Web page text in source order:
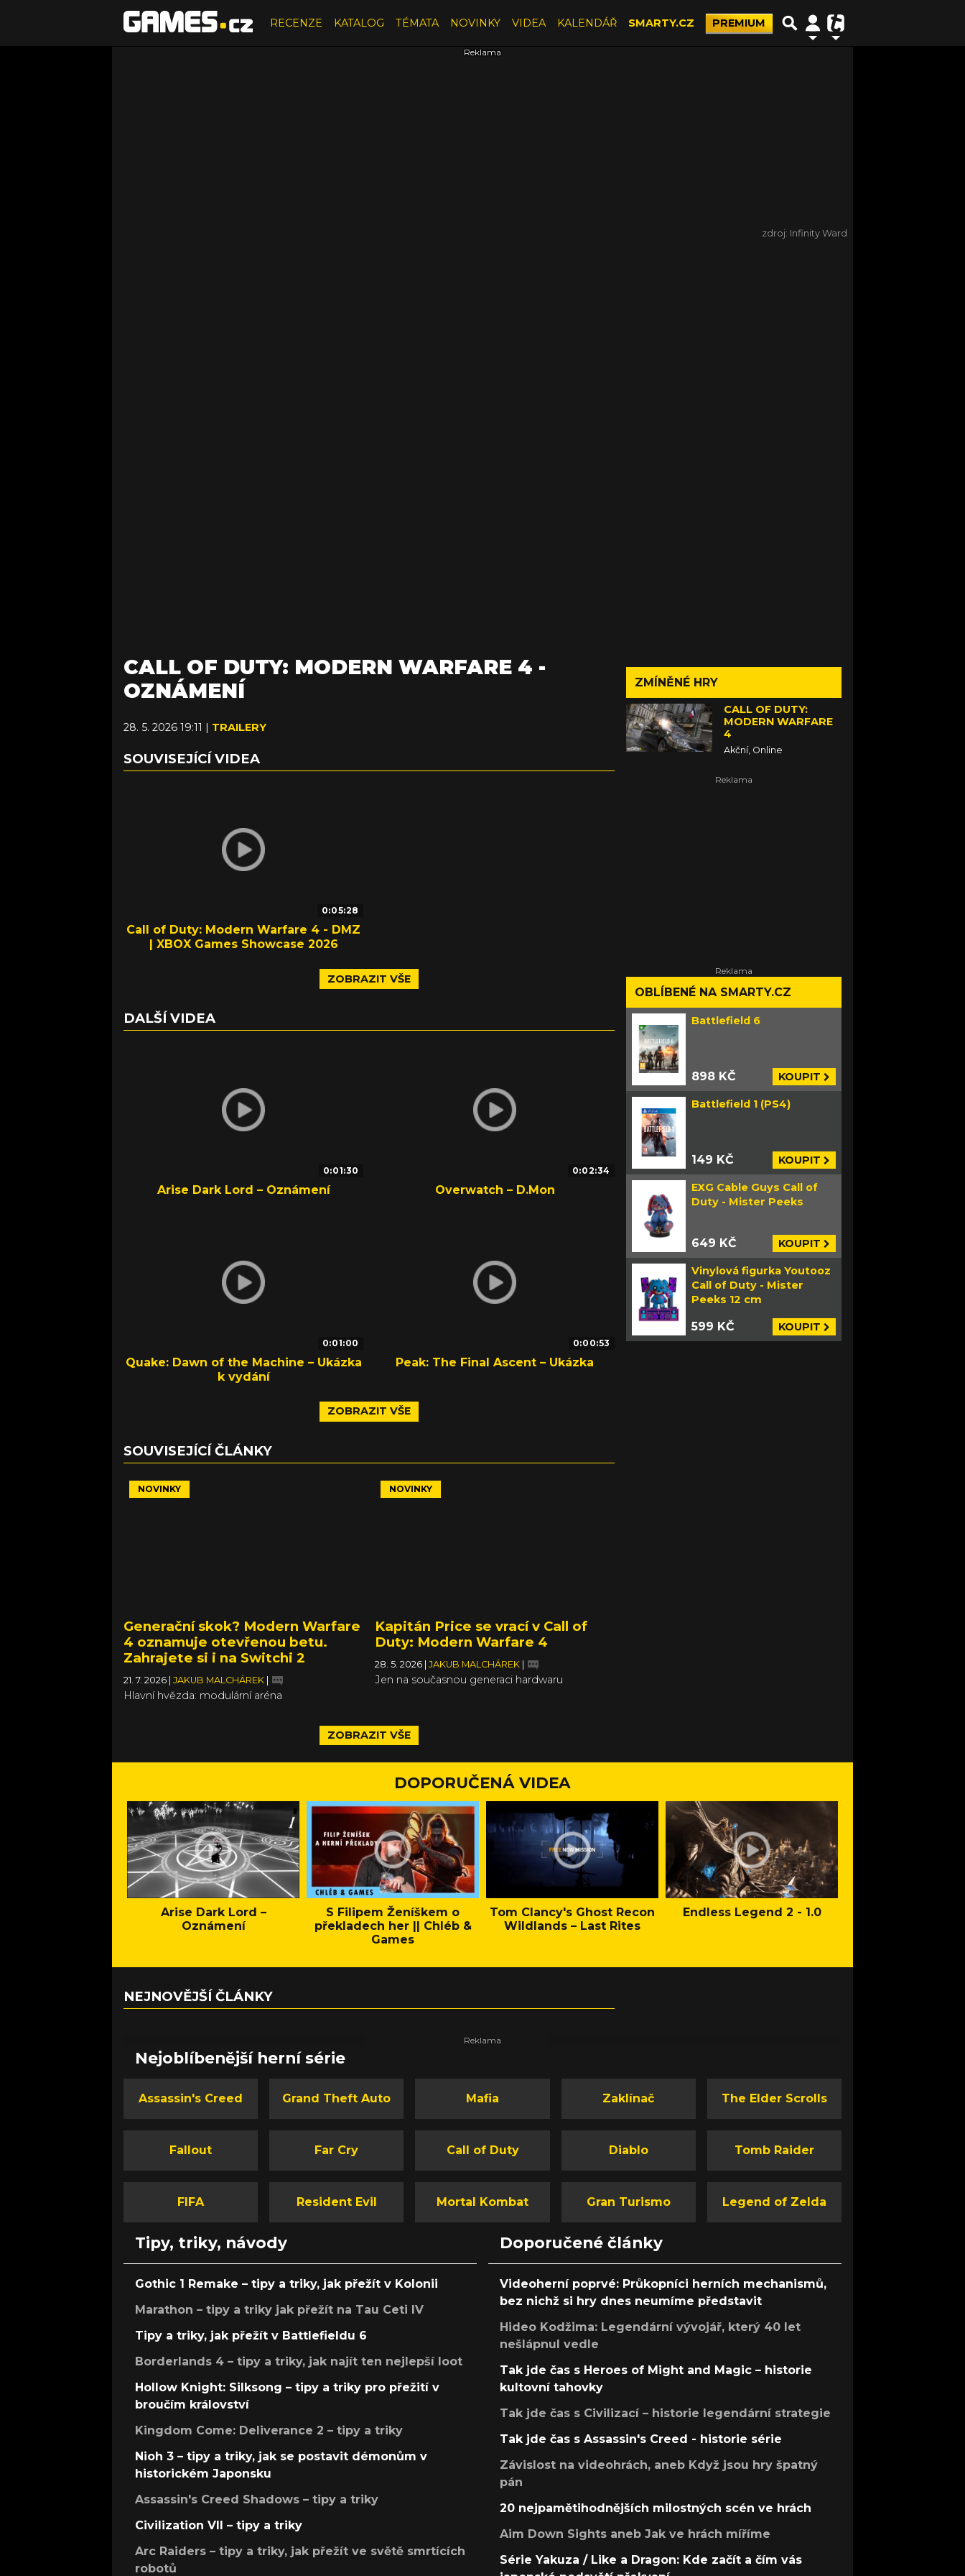
RECENZE KATALOG TÉMATA NOVINKY VIDEA KALENDÁŘ SMARTY.CZ PREMIUM
zdroj: Infinity Ward
CALL OF DUTY: MODERN WARFARE 4 -
OZNÁMENÍ
28. 5. 2026 19:11 | TRAILERY
SOUVISEJÍCÍ VIDEA
0:05:28
Call of Duty: Modern Warfare 4 - DMZ
| XBOX Games Showcase 2026
ZOBRAZIT VŠE
DALŠÍ VIDEA
0:01:30
Arise Dark Lord – Oznámení
0:02:34
Overwatch – D.Mon
0:01:00
Quake: Dawn of the Machine – Ukázka
k vydání
0:00:53
Peak: The Final Ascent – Ukázka
ZOBRAZIT VŠE
SOUVISEJÍCÍ ČLÁNKY
NOVINKY
Generační skok? Modern Warfare
4 oznamuje otevřenou betu.
Zahrajete si i na Switchi 2
21. 7. 2026 | JAKUB MALCHÁREK |
Hlavní hvězda: modulární aréna
NOVINKY
Kapitán Price se vrací v Call of
Duty: Modern Warfare 4
28. 5. 2026 | JAKUB MALCHÁREK |
Jen na současnou generaci hardwaru
ZOBRAZIT VŠE
ZMÍNĚNÉ HRY
CALL OF DUTY:
MODERN WARFARE
4
Akční, Online
OBLÍBENÉ NA SMARTY.CZ
Battlefield 6
898 KČ KOUPIT
Battlefield 1 (PS4)
149 KČ KOUPIT
EXG Cable Guys Call of
Duty - Mister Peeks
649 KČ KOUPIT
Vinylová figurka Youtooz
Call of Duty - Mister
Peeks 12 cm
599 KČ KOUPIT
DOPORUČENÁ VIDEA
Arise Dark Lord –
Oznámení
S Filipem Ženíškem o
překladech her || Chléb &
Games
Tom Clancy's Ghost Recon
Wildlands – Last Rites
Endless Legend 2 - 1.0
NEJNOVĚJŠÍ ČLÁNKY
Nejoblíbenější herní série
Assassin's Creed Grand Theft Auto Mafia Zaklínač The Elder Scrolls
Fallout Far Cry Call of Duty Diablo Tomb Raider
FIFA Resident Evil Mortal Kombat Gran Turismo Legend of Zelda
Tipy, triky, návody
Gothic 1 Remake – tipy a triky, jak přežít v Kolonii
Marathon – tipy a triky jak přežít na Tau Ceti IV
Tipy a triky, jak přežít v Battlefieldu 6
Borderlands 4 – tipy a triky, jak najít ten nejlepší loot
Hollow Knight: Silksong – tipy a triky pro přežití v
broučím království
Kingdom Come: Deliverance 2 – tipy a triky
Nioh 3 – tipy a triky, jak se postavit démonům v
historickém Japonsku
Assassin's Creed Shadows – tipy a triky
Civilization VII – tipy a triky
Arc Raiders – tipy a triky, jak přežít ve světě smrtících
robotů
Doporučené články
Videoherní poprvé: Průkopníci herních mechanismů,
bez nichž si hry dnes neumíme představit
Hideo Kodžima: Legendární vývojář, který 40 let
nešlápnul vedle
Tak jde čas s Heroes of Might and Magic – historie
kultovní tahovky
Tak jde čas s Civilizací – historie legendární strategie
Tak jde čas s Assassin's Creed - historie série
Závislost na videohrách, aneb Když jsou hry špatný
pán
20 nejpamětihodnějších milostných scén ve hrách
Aim Down Sights aneb Jak ve hrách míříme
Série Yakuza / Like a Dragon: Kde začít a čím vás